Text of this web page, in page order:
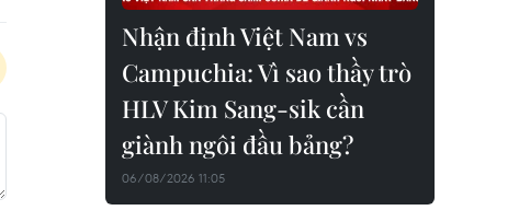
Nhận định Việt Nam vs
Campuchia: Vì sao thầy trò
HLV Kim Sang-sik cần
giành ngôi đầu bảng?
06/08/2026 11:05